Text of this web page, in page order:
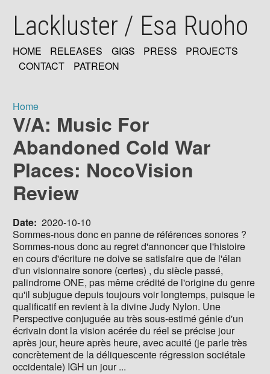
mainLackluster / Esa Ruoho
MAIN
HOME RELEASES GIGS PRESS
PROJECTS
CONTACT
PATREON
Breadcrumb
Home
V/A: Music For
Abandoned Cold War
Places: NocoVision
Review
Date 2020-10-10
Sommes-nous donc en panne de références sonores ?
Sommes-nous donc au regret d'annoncer que l'histoire
en cours d'écriture ne doive se satisfaire que de l'élan
d'un visionnaire sonore (certes) , du siècle passé,
palindrome ONE, pas même crédité de l'origine du genre
qu'il subjugue depuis toujours voir longtemps, puisque le
qualificatif en revient à la divine Judy Nylon. Une
Perspective conjuguée au très sous-estimé génie d'un
écrivain dont la vision acérée du réel se précise jour
après jour, heure après heure, avec acuité (je parle très
concrètement de la déliquescente régression sociétale
occidentale) IGH un jour ...